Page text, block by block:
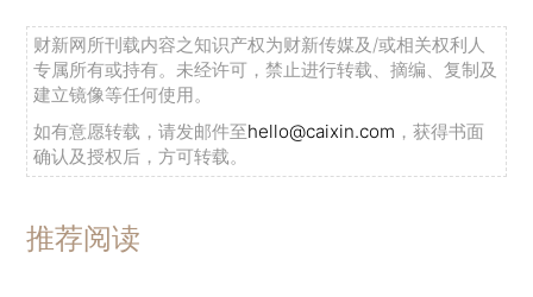
财新网所刊载内容之知识产权为财新传媒及/或相关权利人
专属所有或持有。未经许可，禁止进行转载、摘编、复制及
建立镜像等任何使用。
如有意愿转载，请发邮件至hello@caixin.com ，获得书面
确认及授权后，方可转载。
推荐阅读